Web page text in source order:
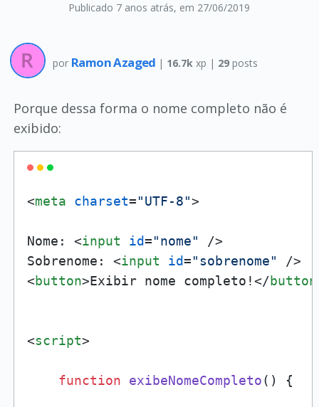
Publicado 7 anos atrás, em 27/06/2019
por Ramon Azaged | 16.7k xp | 29 posts
Porque dessa forma o nome completo não é
exibido:
<meta charset="UTF-8">
Nome: <input id="nome"
/>
Sobrenome: <input id="sobrenome"
/>
<button>Exibir nome completo!</button
<script>
function exibeNomeCompleto( ) {